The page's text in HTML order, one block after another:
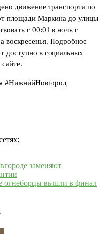
движение транспорта по
площади Маркина до улицы
с 00:01 в ночь с
воскресенья. Подробное
доступно в социальных
#НижнийНовгород
заменяют
огнеборцы вышли в финал